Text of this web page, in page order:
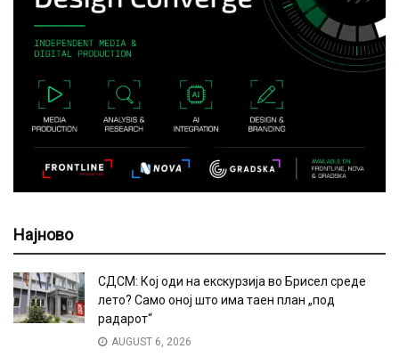
Најново
СДСМ: Кој оди на екскурзија во Брисел среде
лето? Само оној што има таен план „под
радарот“
AUGUST 6, 2026